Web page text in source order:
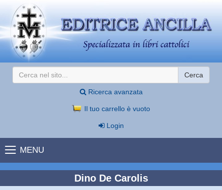
Cerca
Ricerca avanzata
Il tuo carrello è vuoto
Login
MENU
Dino De Carolis